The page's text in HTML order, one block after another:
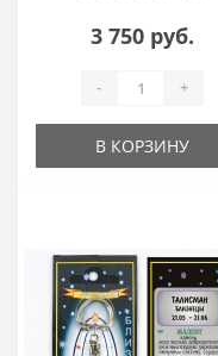
3 750 руб.
- +
В КОРЗИНУ